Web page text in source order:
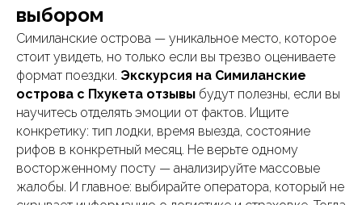
выбором
Симиланские острова — уникальное место, которое
стоит увидеть, но только если вы трезво оцениваете
формат поездки. Экскурсия на Симиланские
острова с Пхукета отзывы будут полезны, если вы
научитесь отделять эмоции от фактов. Ищите
конкретику: тип лодки, время выезда, состояние
рифов в конкретный месяц. Не верьте одному
восторженному посту — анализируйте массовые
жалобы. И главное: выбирайте оператора, который не